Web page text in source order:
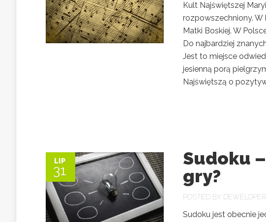
Kult Najświętszej
rozpowszechniony. W
Matki Boskiej. W
Do najbardziej
Jest to miejsce
jesienną porą
Najświętszą o
LIP
31
Sudoku
gry?
POSTED BY
Sudoku jest obecnie